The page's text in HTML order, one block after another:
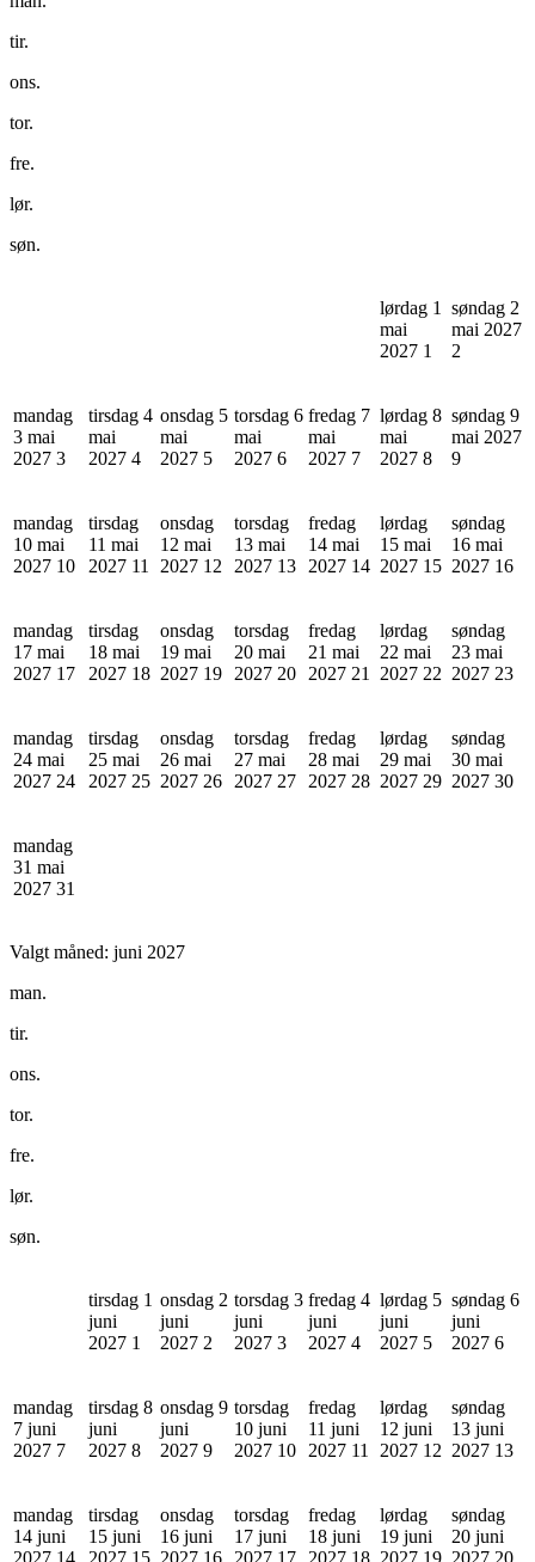
tir.
ons.
tor.
fre.
lør.
søn.
lørdag 1
mai
2027 1
søndag 2
mai 2027
2
mandag
3 mai
2027 3
tirsdag 4
mai
2027 4
onsdag 5
mai
2027 5
torsdag 6
mai
2027 6
fredag 7
mai
2027 7
lørdag 8
mai
2027 8
søndag 9
mai 2027
9
mandag
10 mai
2027 10
tirsdag
11 mai
2027 11
onsdag
12 mai
2027 12
torsdag
13 mai
2027 13
fredag
14 mai
2027 14
lørdag
15 mai
2027 15
søndag
16 mai
2027 16
mandag
17 mai
2027 17
tirsdag
18 mai
2027 18
onsdag
19 mai
2027 19
torsdag
20 mai
2027 20
fredag
21 mai
2027 21
lørdag
22 mai
2027 22
søndag
23 mai
2027 23
mandag
24 mai
2027 24
tirsdag
25 mai
2027 25
onsdag
26 mai
2027 26
torsdag
27 mai
2027 27
fredag
28 mai
2027 28
lørdag
29 mai
2027 29
søndag
30 mai
2027 30
mandag
31 mai
2027 31
Valgt måned: juni 2027
man.
tir.
ons.
tor.
fre.
lør.
søn.
tirsdag 1
juni
2027 1
onsdag 2
juni
2027 2
torsdag 3
juni
2027 3
fredag 4
juni
2027 4
lørdag 5
juni
2027 5
søndag 6
juni
2027 6
mandag
7 juni
2027 7
tirsdag 8
juni
2027 8
onsdag 9
juni
2027 9
torsdag
10 juni
2027 10
fredag
11 juni
2027 11
lørdag
12 juni
2027 12
søndag
13 juni
2027 13
mandag
14 juni
2027 14
tirsdag
15 juni
2027 15
onsdag
16 juni
2027 16
torsdag
17 juni
2027 17
fredag
18 juni
2027 18
lørdag
19 juni
2027 19
søndag
20 juni
2027 20